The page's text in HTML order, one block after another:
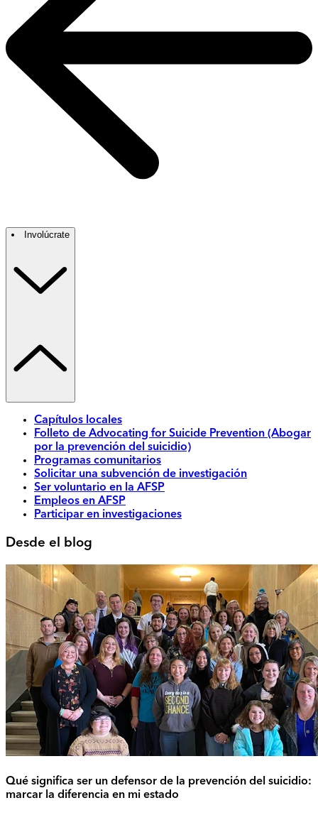
Involúcrate
Capítulos locales
Folleto de Advocating for Suicide Prevention (Abogar
por la prevención del suicidio)
Programas comunitarios
Solicitar una subvención de investigación
Ser voluntario en la AFSP
Empleos en AFSP
Participar en investigaciones
Desde el blog
Qué significa ser un defensor de la prevención del suicidio:
marcar la diferencia en mi estado